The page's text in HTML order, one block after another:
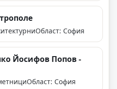
Област: София
Йосифов Попов -
Област: София